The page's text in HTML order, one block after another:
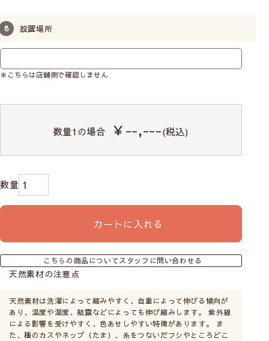
設置場所
※こちらは店舗側で確認しません
数量1の場合 ￥--,---(税込)
カートに入れる
こちらの商品についてスタッフに問い合わせる
天然素材の注意点
天然素材は洗濯によって縮みやすく、自重によって伸びる傾向が
あり、温度や湿度、結露などによっても伸び縮みします。 紫外線
による影響を受けやすく、色あせしやすい特徴があります。 ま
た、種のカスやネップ（たま）、糸をつないだフシやところどこ